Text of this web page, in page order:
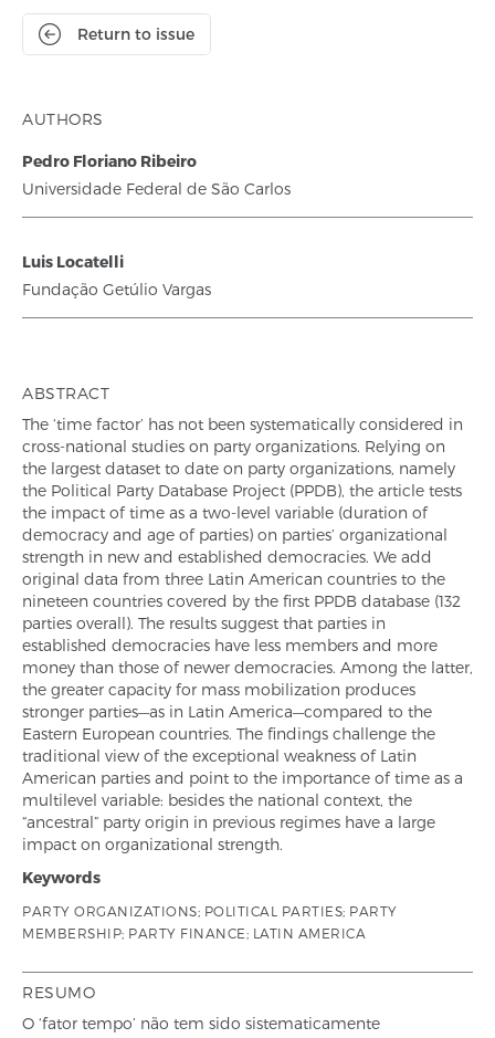
Return to issue
AUTHORS
Pedro Floriano Ribeiro
Universidade Federal de São Carlos
Luis Locatelli
Fundação Getúlio Vargas
ABSTRACT
The ‘time factor’ has not been systematically considered in
cross-national studies on party organizations. Relying on
the largest dataset to date on party organizations, namely
the Political Party Database Project (PPDB), the article tests
the impact of time as a two-level variable (duration of
democracy and age of parties) on parties’ organizational
strength in new and established democracies. We add
original data from three Latin American countries to the
nineteen countries covered by the first PPDB database (132
parties overall). The results suggest that parties in
established democracies have less members and more
money than those of newer democracies. Among the latter,
the greater capacity for mass mobilization produces
stronger parties—as in Latin America—compared to the
Eastern European countries. The findings challenge the
traditional view of the exceptional weakness of Latin
American parties and point to the importance of time as a
multilevel variable: besides the national context, the
“ancestral” party origin in previous regimes have a large
impact on organizational strength.
Keywords
PARTY ORGANIZATIONS; POLITICAL PARTIES; PARTY
MEMBERSHIP; PARTY FINANCE; LATIN AMERICA
RESUMO
O ‘fator tempo’ não tem sido sistematicamente